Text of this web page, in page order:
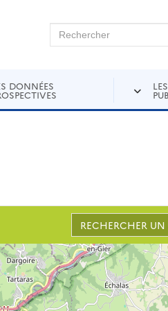
sur Andra
DONNÉES LES
RECHERCHER UN